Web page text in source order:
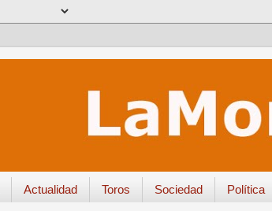
Actualidad Toros Sociedad Política